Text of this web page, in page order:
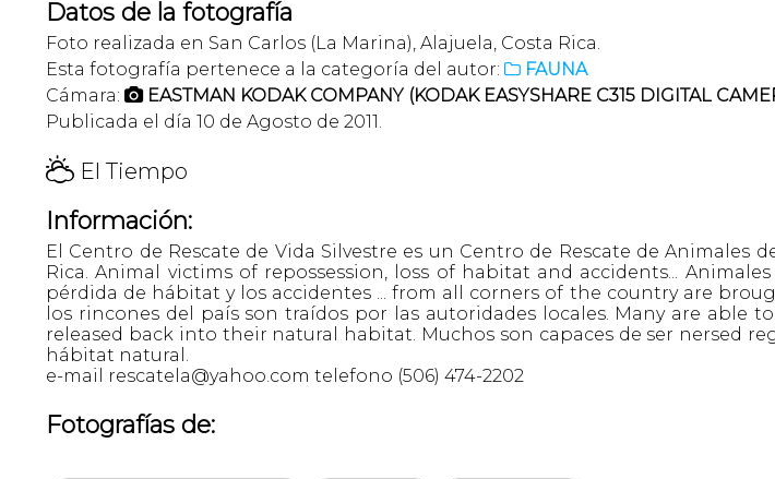
Datos de la fotografía
Foto realizada en San Carlos (La Marina), Alajuela, Costa Rica.
Esta fotografía pertenece a la categoría del autor:  FAUNA
Cámara:  EASTMAN KODAK COMPANY (KODAK EASYSHARE C315 DIGITAL
Publicada el día 10 de Agosto de 2011.
H El Tiempo
Información:
El Centro de Rescate de Vida Silvestre es un Centro de Rescate de Animales
Rica. Animal victims of repossession, loss of habitat and accidents...
pérdida de hábitat y los accidentes ... from all corners of the country are
los rincones del país son traídos por las autoridades locales. Many are able
released back into their natural habitat. Muchos son capaces de ser nersed
hábitat natural.
e-mail rescatela@yahoo.com telefono (506) 474-2202
Fotografías de: